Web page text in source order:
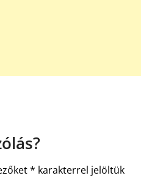
* karakterrel jelöltük